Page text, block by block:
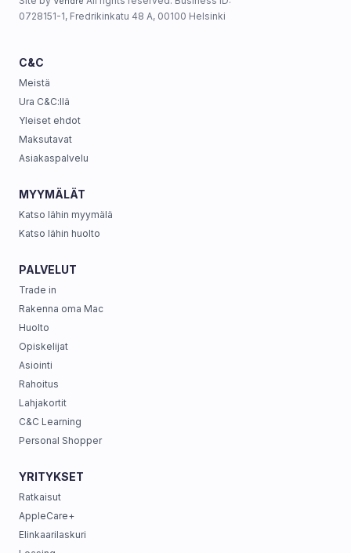
0728151-1, Fredrikinkatu 48 A, 00100 Helsinki
C&C
Meistä
Ura C&C:llä
Yleiset ehdot
Maksutavat
Asiakaspalvelu
MYYMÄLÄT
Katso lähin myymälä
Katso lähin huolto
PALVELUT
Trade in
Rakenna oma Mac
Huolto
Opiskelijat
Asiointi
Rahoitus
Lahjakortit
C&C Learning
Personal Shopper
YRITYKSET
Ratkaisut
AppleCare+
Elinkaarilaskuri